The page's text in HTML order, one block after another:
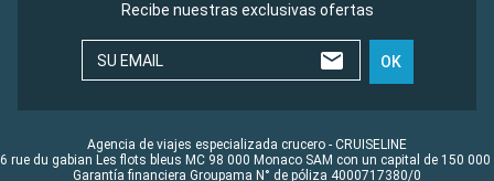
Recibe nuestras exclusivas ofertas
SU EMAIL OK
Agencia de viajes especializada crucero - CRUISELINE
rue du gabian Les flots bleus MC 98 000 Monaco SAM con un capital de 150 000
Garantía financiera Groupama N° de póliza 4000717380/0